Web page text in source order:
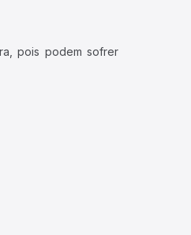
pois podem sofrer